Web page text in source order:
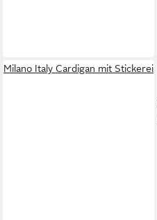
Milano Italy Cardigan mit Stickerei